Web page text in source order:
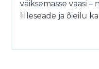
väiksemasse vaasi –
lilleseade ja õieilu